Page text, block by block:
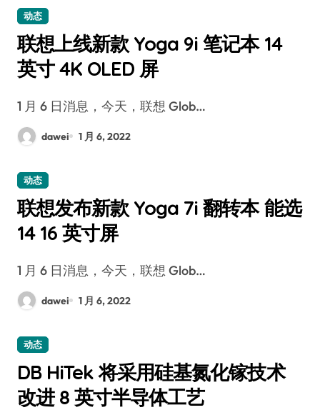
动态
联想上线新款 Yoga 9i 笔记本 14
英寸 4K OLED 屏
1 月 6 日消息，今天，联想 Glob…
dawei 1 月 6, 2022
动态
联想发布新款 Yoga 7i 翻转本 能选
14 16 英寸屏
1 月 6 日消息，今天，联想 Glob…
dawei 1 月 6, 2022
动态
DB HiTek 将采用硅基氮化镓技术
改进 8 英寸半导体工艺